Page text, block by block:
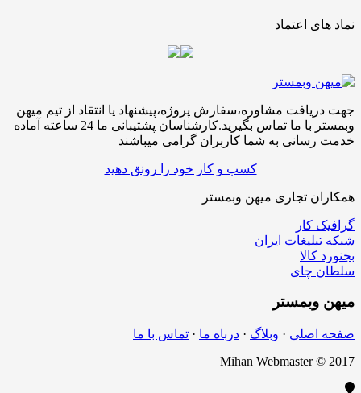
نماد های اعتماد
جهت دریافت مشاوره،سفارش پروژه،پیشنهاد یا انتقاد از تیم میهن
وبمستر با ما تماس بگیرید.کارشناسان پشتیبانی ما 24 ساعته آماده
خدمت رسانی به شما کاربران گرامی میباشند
کسب و کار خود را رونق دهید
همکاران تجاری میهن وبمستر
گرافیک کار
شبکه تبلیغات ایران
بجنورد کالا
سلطان چای
میهن وبمستر
صفحه اصلی · وبلاگ · درباه ما · تماس با ما
Mihan Webmaster © 2017